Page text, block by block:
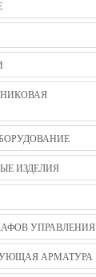
ИЗДЕЛИЯ
УПРАВЛЕНИЯ
АРМАТУРА